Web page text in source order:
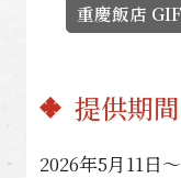
重慶飯店
提供期間
2026年5月11日〜